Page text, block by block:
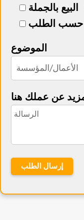
البيع بالجملة
حسب الطلب
الموضوع
عن عملك هنا